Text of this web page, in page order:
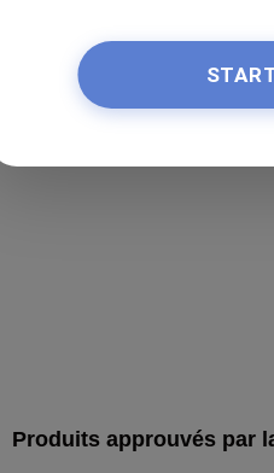
Produits approuvés par